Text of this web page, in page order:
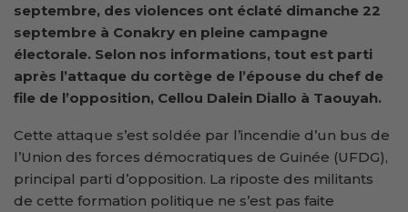
septembre, des violences ont éclaté dimanche 22
septembre à Conakry en pleine campagne
électorale. Selon nos informations, tout est parti
après l’attaque du cortège de l’épouse du chef de
file de l’opposition, Cellou Dalein Diallo à Taouyah.
Cette attaque s’est soldée par l’incendie d’un bus de
l’Union des forces démocratiques de Guinée (UFDG),
principal parti d’opposition. La riposte des militants
de cette formation politique ne s’est pas faite